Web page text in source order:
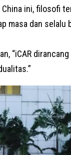
ini, filosofi
masa dan selalu
“iCAR